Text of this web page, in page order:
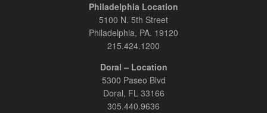
Philadelphia Location
5100 N. 5th Street
Philadelphia, PA. 19120
215.424.1200
Doral – Location
5300 Paseo Blvd
Doral, FL 33166
305.440.9636